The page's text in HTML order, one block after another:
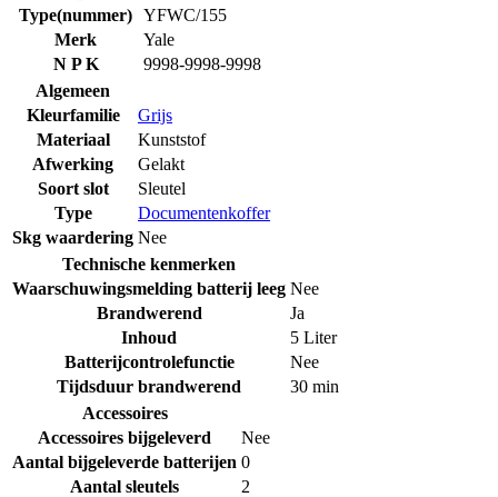
Type(nummer) YFWC/155
Merk
Yale
N P K
9998-9998-9998
Algemeen
Kleurfamilie
Grijs
Materiaal
Kunststof
Afwerking
Gelakt
Soort slot
Sleutel
Type
Documentenkoffer
Skg waardering Nee
Technische kenmerken
Waarschuwingsmelding batterij leeg Nee
Brandwerend
Ja
Inhoud
5 Liter
Batterijcontrolefunctie
Nee
Tijdsduur brandwerend
30 min
Accessoires
Accessoires bijgeleverd
Nee
Aantal bijgeleverde batterijen 0
Aantal sleutels
2